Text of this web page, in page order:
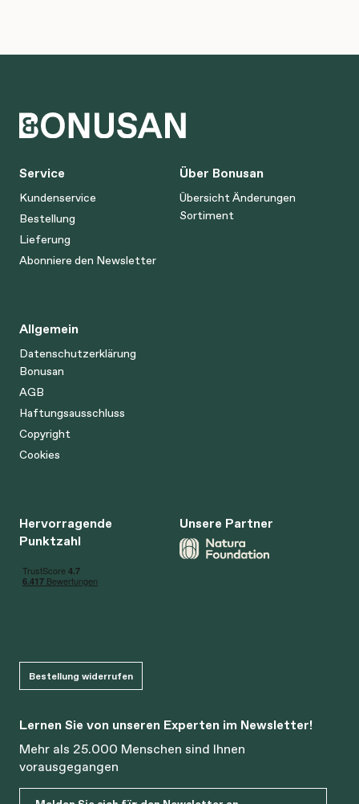
Service
Kundenservice
Bestellung
Lieferung
Abonniere den Newsletter
Über Bonusan
Übersicht Änderungen
Sortiment
Allgemein
Datenschutzerklärung
Bonusan
AGB
Haftungsausschluss
Copyright
Cookies
Hervorragende
Punktzahl
Unsere Partner
Bestellung widerrufen
Lernen Sie von unseren Experten im Newsletter!
Mehr als 25.000 Menschen sind Ihnen
vorausgegangen